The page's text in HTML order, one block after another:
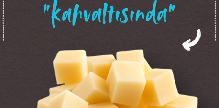
“kahvaltısında”